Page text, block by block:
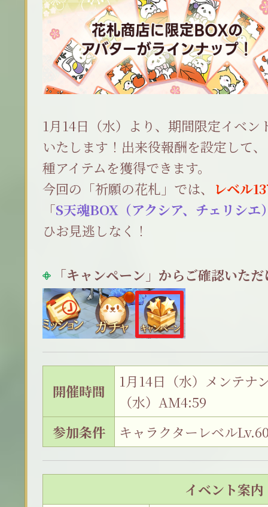
1月14日（水）より、期間限定イベ
いたします！出来役報酬を設定して
種アイテムを獲得できます。
今回の「祈願の花札」では、
レベル
「S天魂BOX（アクシア、チェリシエ
ひお見逃しなく！
「キャンペーン」からご確認いた
開催時間
1月14日（水）メンテナ
（水）AM4:59
参加条件
キャラクターレベル
イベント案内